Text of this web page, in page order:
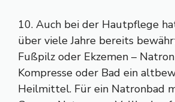
10. Auch bei der Hautpflege
über viele Jahre bereits
Fußpilz oder Ekzemen –
Kompresse oder Bad ein
Heilmittel. Für ein Natronbad